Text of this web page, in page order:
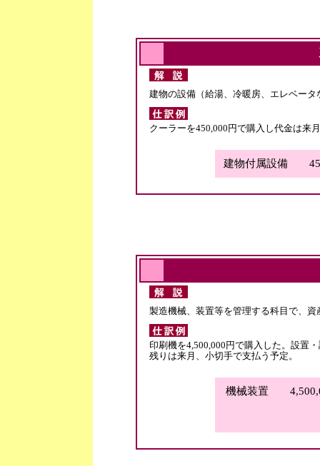
建物の設備（給湯、冷暖房、エレベー
クーラーを450,000円で購入し代金は来
建物付属設備
製造機械、装置等を管理する科目で、
印刷機を4,500,000円で購入した。設置
残りは来月、小切手で支払う予定。
機械装置